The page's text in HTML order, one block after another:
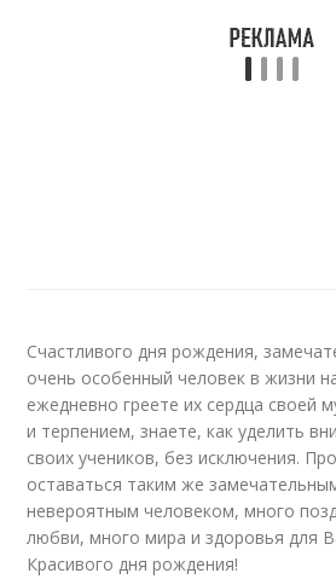
Счастливого дня рождения,
очень особенный человек в жизни
ежедневно греете их сердца своей
и терпением, знаете, как уделить
своих учеников, без исключения.
оставаться таким же
невероятным человеком, много
любви, много мира и здоровья для
Красивого дня рождения!